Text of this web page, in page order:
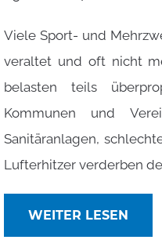
Viele Sport- und
veraltet und oft nicht
belasten teils
Kommunen und
Sanitäranlagen,
Lufterhitzer verderben
WEITER LESEN